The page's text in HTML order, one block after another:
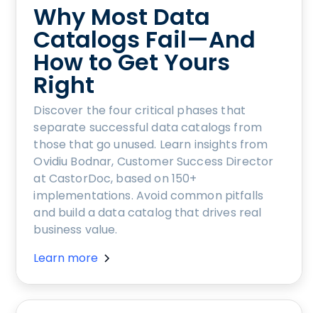
Why Most Data
Catalogs Fail—And
How to Get Yours
Right
Discover the four critical phases that
separate successful data catalogs from
those that go unused. Learn insights from
Ovidiu Bodnar, Customer Success Director
at CastorDoc, based on 150+
implementations. Avoid common pitfalls
and build a data catalog that drives real
business value.
Learn more